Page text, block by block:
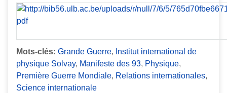
Mots-clés: Grande Guerre, Institut international de
physique Solvay, Manifeste des 93, Physique,
Première Guerre Mondiale, Relations internationales,
Science internationale